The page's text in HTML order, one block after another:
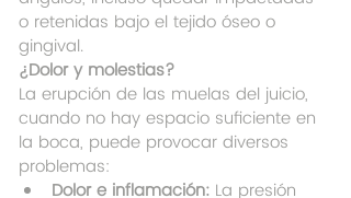
o retenidas bajo el tejido óseo o
gingival.
¿Dolor y molestias?
La erupción de las muelas del juicio,
cuando no hay espacio suficiente en
la boca, puede provocar diversos
problemas:
Dolor e inflamación: La presión